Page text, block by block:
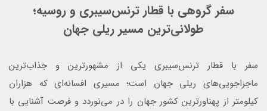
سفر گروهی با قطار ترنس‌سیبری و روسیه؛
طولانی‌ترین مسیر ریلی جهان
سفر با قطار ترنس‌سیبری یکی از مشهورترین و جذاب‌ترین
ماجراجویی‌های ریلی جهان است؛ مسیری افسانه‌ای که هزاران
کیلومتر از پهناورترین کشور جهان را در می‌نوردد و فرصت آشنایی با